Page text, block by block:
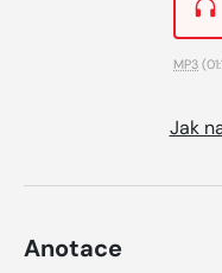
MP3
Jak
Anotace